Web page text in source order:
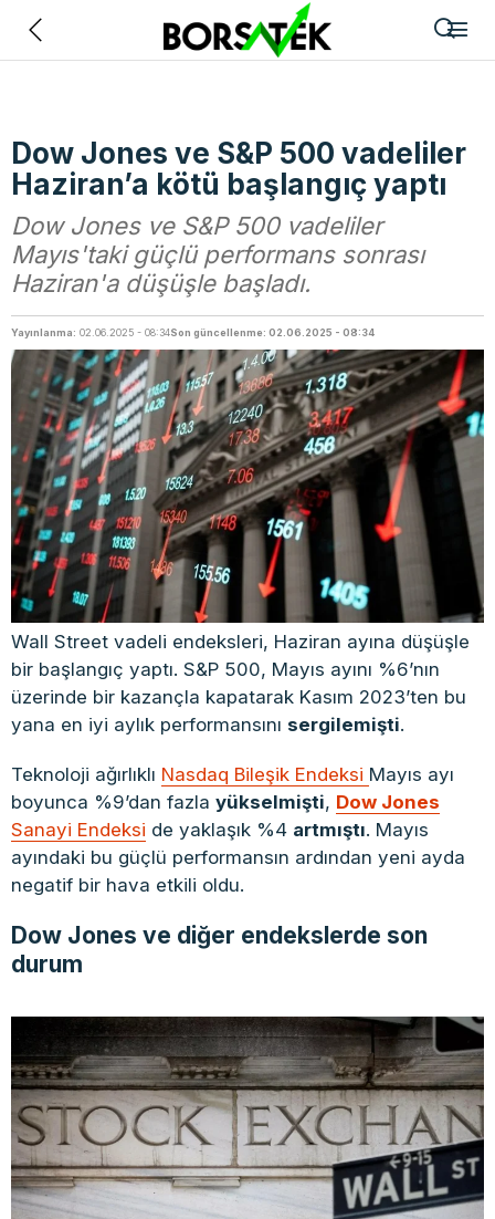
Dow Jones ve S&P 500 vadeliler
Haziran’a kötü başlangıç yaptı
Dow Jones ve S&P 500 vadeliler
Mayıs'taki güçlü performans sonrası
Haziran'a düşüşle başladı.
Yayınlanma: 02.06.2025 - 08:34Son güncellenme: 02.06.2025 - 08:34
Wall Street vadeli endeksleri, Haziran ayına düşüşle
bir başlangıç yaptı. S&P 500, Mayıs ayını %6’nın
üzerinde bir kazançla kapatarak Kasım 2023’ten bu
yana en iyi aylık performansını sergilemişti.
Teknoloji ağırlıklı Nasdaq Bileşik Endeksi Mayıs ayı
boyunca %9’dan fazla yükselmişti, Dow Jones
Sanayi Endeksi de yaklaşık %4 artmıştı. Mayıs
ayındaki bu güçlü performansın ardından yeni ayda
negatif bir hava etkili oldu.
Dow Jones ve diğer endekslerde son
durum